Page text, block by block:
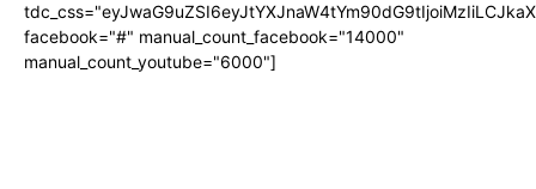
facebook="#" manual_count_facebook="14000"
manual_count_youtube="6000"]